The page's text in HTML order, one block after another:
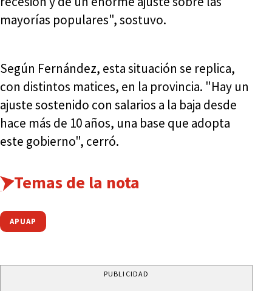
mayorías populares", sostuvo.
Según Fernández, esta situación se replica,
con distintos matices, en la provincia. "Hay un
ajuste sostenido con salarios a la baja desde
hace más de 10 años, una base que adopta
este gobierno", cerró.
Temas de la nota
APUAP
PUBLICIDAD